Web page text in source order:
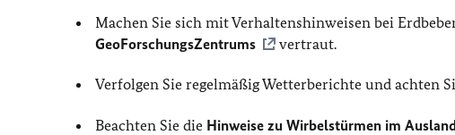
Machen Sie sich mit Verhaltenshinweisen bei
GeoForschungsZentrums
vertraut.
Verfolgen Sie regelmäßig Wetterberichte und achten
Beachten Sie die Hinweise zu Wirbelstürmen im Ausland